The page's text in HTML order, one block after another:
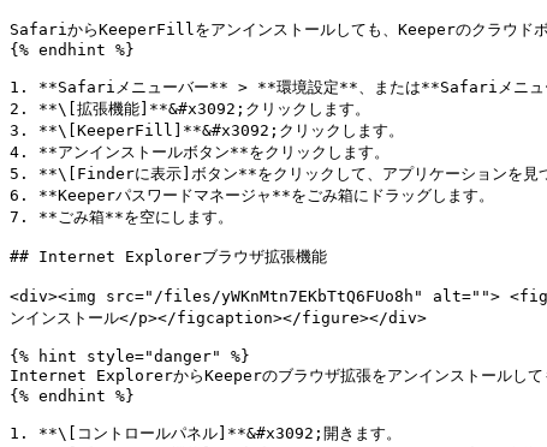
SafariからKeeperFillをアンインストールしても、Keeperのクラウドボ
{% endhint %}
1. **Safariメニューバー** > **環境設定**、または**Safariメニュ
2. **\[拡張機能]**&#x3092;クリックします。
3. **\[KeeperFill]**&#x3092;クリックします。
4. **アンインストールボタン**をクリックします。
5. **\[Finderに表示]ボタン**をクリックして、アプリケーションを見つ
6. **Keeperパスワードマネージャ**をごみ箱にドラッグします。
7. **ごみ箱**を空にします。
## Internet Explorerブラウザ拡張機能
<div><img src="/files/yWKnMtn7EKbTtQ6FUo8h" alt="">
ンインストール</p></figcaption></figure></div>
{% hint style="danger" %}
Internet ExplorerからKeeperのブラウザ拡張をアンインストールしても
{% endhint %}
1. **\[コントロールパネル]**&#x3092;開きます。